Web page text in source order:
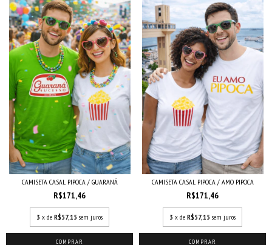
CAMISETA CASAL PIPOCA / GUARANÁ
R$171,46
3 x de R$57,15 sem juros
COMPRAR
CAMISETA CASAL PIPOCA / AMO PIPOCA
R$171,46
3 x de R$57,15 sem juros
COMPRAR